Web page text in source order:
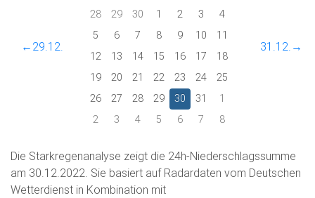
←29.12.
28
29 30 1 2 3
4
5
6 7 8 9 10
11
12
13 14 15 16 17
18
19
20 21 22 23 24
25
26
27 28 29 30 31
1
2
3 4 5 6 7 8
31.12.→
Die Starkregenanalyse zeigt die 24h-Niederschlagssumme
am 30.12.2022. Sie basiert auf Radardaten vom Deutschen
Wetterdienst in Kombination mit